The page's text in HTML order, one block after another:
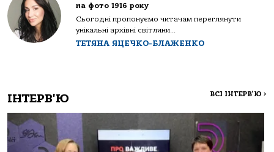
на фото 1916 року
Сьогодні пропонуємо читачам переглянути
унікальні архівні світлини...
ТЕТЯНА ЯЦЕЧКО-БЛАЖЕНКО
ІНТЕРВ'Ю ВСІ ІНТЕРВ'Ю >